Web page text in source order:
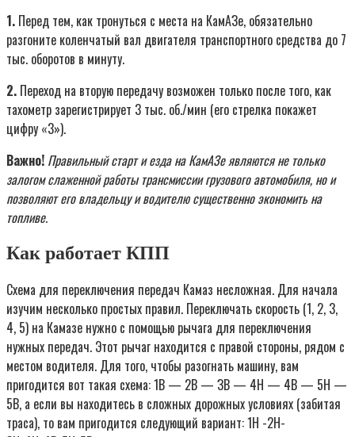
1. Перед тем, как тронуться с места на КамАЗе, обязательно
разгоните коленчатый вал двигателя транспортного средства до 7
тыс. оборотов в минуту.
2. Переход на вторую передачу возможен только после того, как
тахометр зарегистрирует 3 тыс. об./мин (его стрелка покажет
цифру «3»).
Важно! Правильный старт и езда на КамАЗе являются не только
залогом слаженной работы трансмиссии грузового автомобиля, но и
позволяют его владельцу и водителю существенно экономить на
топливе.
Как работает КПП
Схема для переключения передач Камаз несложная. Для начала
изучим несколько простых правил. Переключать скорость (1, 2, 3,
4, 5) на Камазе нужно с помощью рычага для переключения
нужных передач. Этот рычаг находится с правой стороны, рядом с
местом водителя. Для того, чтобы разогнать машину, вам
пригодится вот такая схема: 1В — 2В — ЗВ — 4Н — 4В — 5Н —
5В, а если вы находитесь в сложных дорожных условиях (забитая
траса), то вам пригодится следующий вариант: 1Н -2Н-